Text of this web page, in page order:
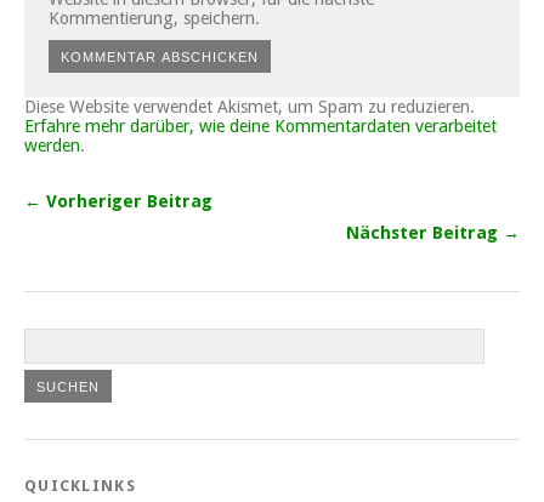
Kommentierung, speichern.
Diese Website verwendet Akismet, um Spam zu reduzieren.
Erfahre mehr darüber, wie deine Kommentardaten verarbeitet
werden.
← Vorheriger Beitrag
Nächster Beitrag →
QUICKLINKS